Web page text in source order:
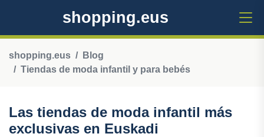
shopping.eus
shopping.eus
Blog
Tiendas de moda infantil y para bebés
Las tiendas de moda infantil más
exclusivas en Euskadi